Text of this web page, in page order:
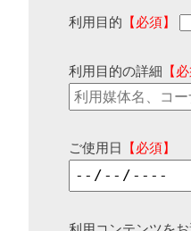
利用目的 【必須】
利用目的の詳細 【
ご使用日 【必須】